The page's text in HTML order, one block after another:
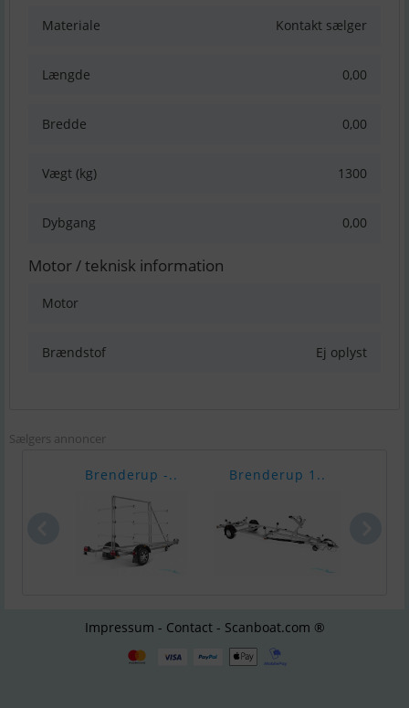
Materiale Kontakt sælger
Længde 0,00
Bredde 0,00
Vægt (kg) 1300
Dybgang 0,00
Motor / teknisk information
Motor
Brændstof Ej oplyst
Sælgers annoncer
Brenderup -.. Brenderup 1..
Impressum - Contact - Scanboat.com ®